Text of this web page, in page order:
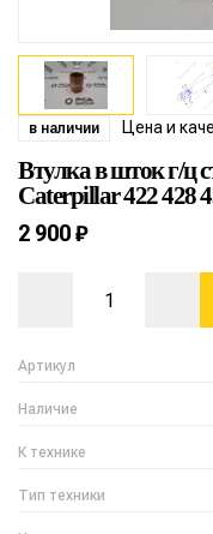
в наличии Цена и
Втулка в шток г/ц
Caterpillar 422 428
Артикул
Наличие
К технике
Тип техники
2 900 ₽